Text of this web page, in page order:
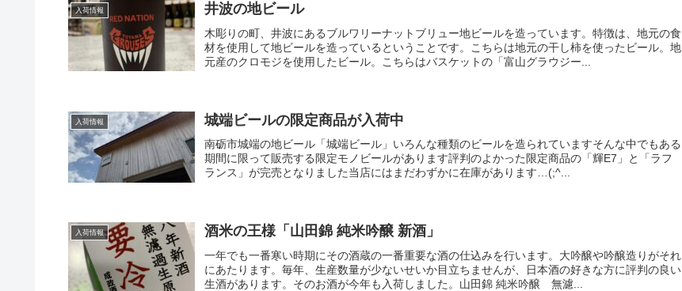
入荷情報 井波の地ビール
木彫りの町、井波にあるブルワリーナットブリュー地ビールを造っています。特徴は、地元の食
材を使用して地ビールを造っているということです。こちらは地元の干し柿を使ったビール。地
元産のクロモジを使用したビール。こちらはバスケットの「富山グラウジー...
入荷情報 城端ビールの限定商品が入荷中
南砺市城端の地ビール「城端ビール」いろんな種類のビールを造られていますそんな中でもある
期間に限って販売する限定モノビールがあります評判のよかった限定商品の「輝E7」と「ラフ
ランス」が完売となりました当店にはまだわずかに在庫があります…(;^...
入荷情報 酒米の王様「山田錦 純米吟醸 新酒」
一年でも一番寒い時期にその酒蔵の一番重要な酒の仕込みを行います。大吟醸や吟醸造りがそれ
にあたります。毎年、生産数量が少ないせいか目立ちませんが、日本酒の好きな方に評判の良い
生酒があります。そのお酒が今年も入荷しました。山田錦 純米吟醸 無濾...